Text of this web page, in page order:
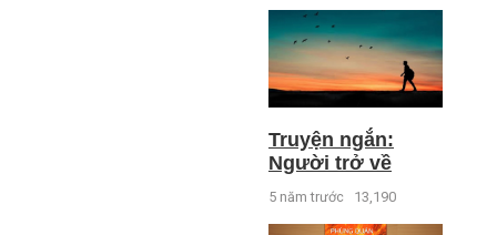
Truyện ngắn:
Người trở về
5 năm trước 13,190